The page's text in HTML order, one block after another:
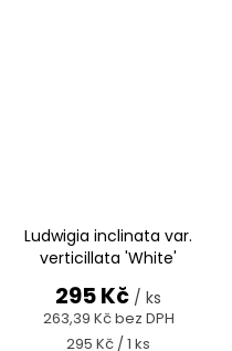
Ludwigia inclinata var.
verticillata 'White'
263,39 Kč bez DPH
295 Kč / ks
Měrná
295 Kč / 1 ks